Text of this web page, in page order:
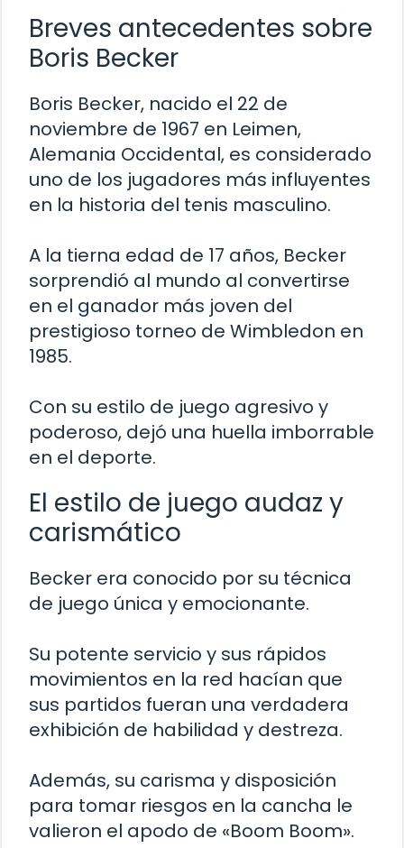
Breves antecedentes sobre
Boris Becker
Boris Becker, nacido el 22 de
noviembre de 1967 en Leimen,
Alemania Occidental, es considerado
uno de los jugadores más influyentes
en la historia del tenis masculino.
A la tierna edad de 17 años, Becker
sorprendió al mundo al convertirse
en el ganador más joven del
prestigioso torneo de Wimbledon en
1985.
Con su estilo de juego agresivo y
poderoso, dejó una huella imborrable
en el deporte.
El estilo de juego audaz y
carismático
Becker era conocido por su técnica
de juego única y emocionante.
Su potente servicio y sus rápidos
movimientos en la red hacían que
sus partidos fueran una verdadera
exhibición de habilidad y destreza.
Además, su carisma y disposición
para tomar riesgos en la cancha le
valieron el apodo de «Boom Boom».